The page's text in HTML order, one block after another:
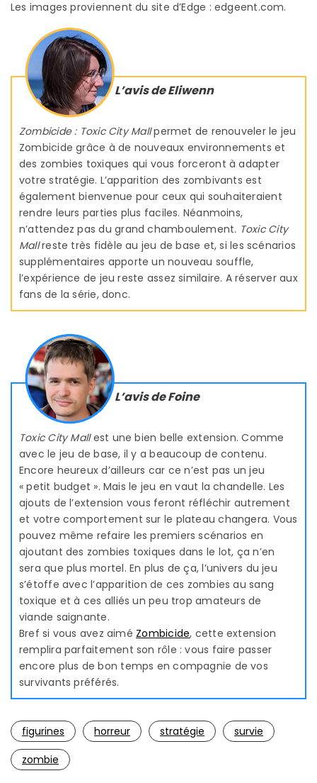
Les images proviennent du site d’Edge : edgeent.com.
L’avis de Eliwenn
Zombicide : Toxic City Mallpermet de renouveler le jeu
Zombicide grâce à de nouveaux environnements et
des zombies toxiques qui vous forceront à adapter
votre stratégie. L’apparition des zombivants est
également bienvenue pour ceux qui souhaiteraient
rendre leurs parties plus faciles. Néanmoins,
n’attendez pas du grand chamboulement. Toxic City
Mallreste très fidèle au jeu de base et, si les scénarios
supplémentaires apporte un nouveau souffle,
l’expérience de jeu reste assez similaire. A réserver aux
fans de la série, donc.
L’avis de Foine
Toxic City Mallest une bien belle extension. Comme
avec le jeu de base, il y a beaucoup de contenu.
Encore heureux d’ailleurs car ce n’est pas un jeu
« petit budget ». Mais le jeu en vaut la chandelle. Les
ajouts de l’extension vous feront réfléchir autrement
et votre comportement sur le plateau changera. Vous
pouvez même refaire les premiers scénarios en
ajoutant des zombies toxiques dans le lot, ça n’en
sera que plus mortel. En plus de ça, l’univers du jeu
s’étoffe avec l’apparition de ces zombies au sang
toxique et à ces alliés un peu trop amateurs de
viande saignante.
Bref si vous avez aimé Zombicide, cette extension
remplira parfaitement son rôle : vous faire passer
encore plus de bon temps en compagnie de vos
survivants préférés.
figurines horreur stratégie
survie
zombie